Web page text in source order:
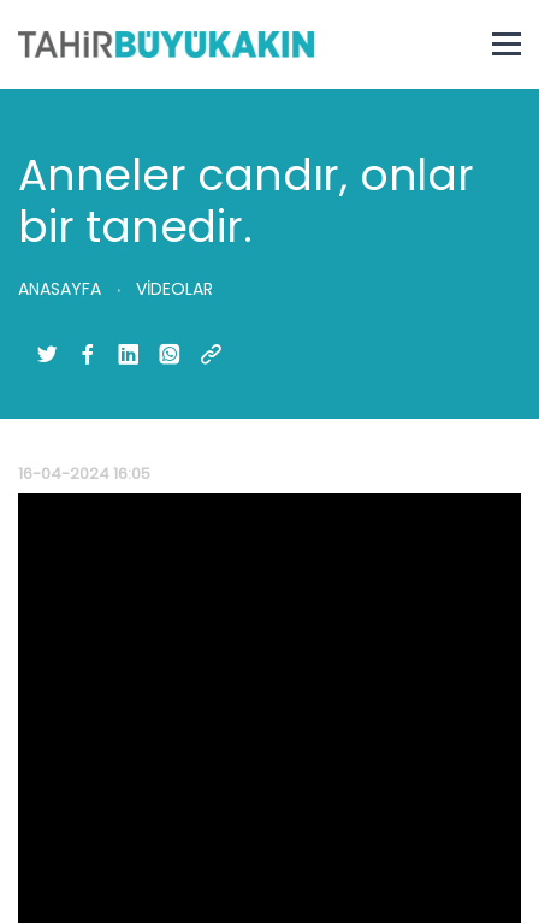
Anneler candır, onlar
bir tanedir.
ANASAYFA VİDEOLAR
16-04-2024 16:05